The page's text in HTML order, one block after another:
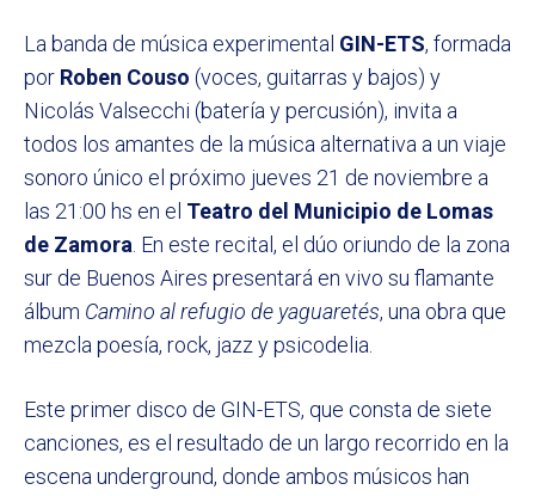
La banda de música experimental GIN-ETS, formada
por Roben Couso (voces, guitarras y bajos) y
Nicolás Valsecchi (batería y percusión), invita a
todos los amantes de la música alternativa a un viaje
sonoro único el próximo jueves 21 de noviembre a
las 21:00 hs en el Teatro del Municipio de Lomas
de Zamora . En este recital, el dúo oriundo de la zona
sur de Buenos Aires presentará en vivo su flamante
álbum Camino al refugio de yaguaretés, una obra que
mezcla poesía, rock, jazz y psicodelia.
Este primer disco de GIN-ETS, que consta de siete
canciones, es el resultado de un largo recorrido en la
escena underground, donde ambos músicos han